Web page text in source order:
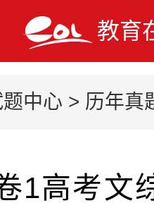
教育
中心 > 历年真
1高考文